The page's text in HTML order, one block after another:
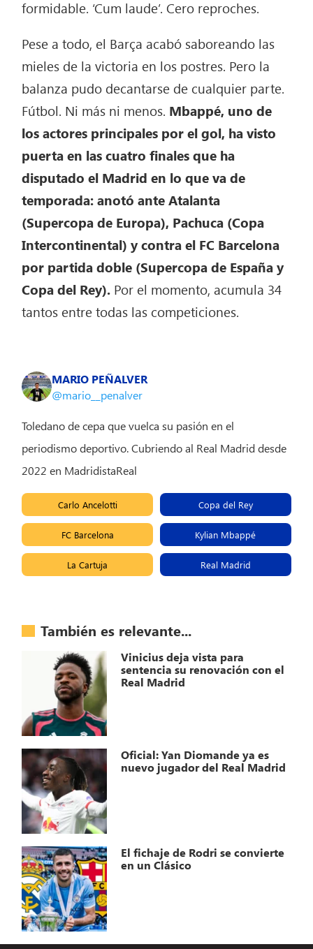
formidable. ‘Cum laude’. Cero reproches.
Pese a todo, el Barça acabó saboreando las
mieles de la victoria en los postres. Pero la
balanza pudo decantarse de cualquier parte.
Fútbol. Ni más ni menos. Mbappé, uno de
los actores principales por el gol, ha visto
puerta en las cuatro finales que ha
disputado el Madrid en lo que va de
temporada: anotó ante Atalanta
(Supercopa de Europa), Pachuca (Copa
Intercontinental) y contra el FC Barcelona
por partida doble (Supercopa de España y
Copa del Rey). Por el momento, acumula 34
tantos entre todas las competiciones.
MARIO PEÑALVER
@mario__penalver
Toledano de cepa que vuelca su pasión en el
periodismo deportivo. Cubriendo al Real Madrid desde
2022 en MadridistaReal
Carlo Ancelotti Copa del Rey
FC Barcelona Kylian Mbappé
La Cartuja Real Madrid
También es relevante...
Vinicius deja vista para
sentencia su renovación con el
Real Madrid
Oficial: Yan Diomande ya es
nuevo jugador del Real Madrid
El fichaje de Rodri se convierte
en un Clásico